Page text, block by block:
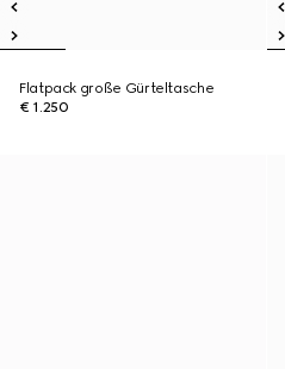
Flatpack große Gürteltasche
€ 1.250